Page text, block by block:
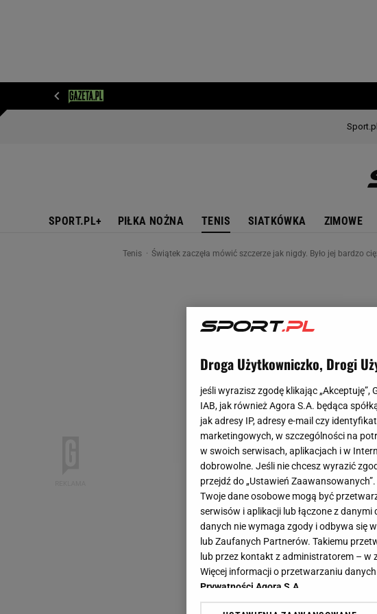
SPORT.PL+ PIŁKA NOŻNA TENIS SIATKÓWKA ZIMOWE
Tenis Świątek zaczęła mówić szczerze jak nigdy. Było jej bardzo
Droga Użytkowniczko, Drogi
jeśli wyrazisz zgodę klikając
IAB, jak również Agora S.A. będąca
jak adresy IP, adresy e-mail czy
marketingowych, w szczególności na
w swoich serwisach, aplikacjach i w
dobrowolne. Jeśli nie chcesz wyrazić
przejdź do „Ustawień Zaawansowanych”.
Twoje dane osobowe mogą być
serwisów i aplikacji lub łączone z
danych nie wymaga zgody i odbywa się
lub Zaufanych Partnerów. Takiemu
lub przez kontakt z administratorem – w
Więcej informacji o przetwarzaniu
Prywatności Agora S.A.